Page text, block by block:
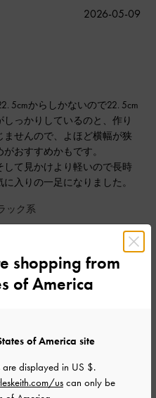
5cmからしかないので22. 5cm
っかりしているのと、作り
せんので、よほど横幅が狭
おすすめかもです。
て見かけより軽いので長時
入りの一足になりました。
ック系
った
公
2026-05-09
shopping from
of America
of America site
are displayed in US $.
uscan only be